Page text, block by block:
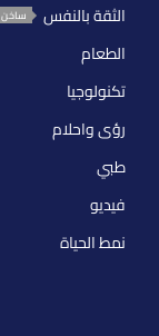
الثقة بالنفس ساخن
الطعام
تكنولوجيا
رؤى واحلام
طبي
فيديو
نمط الحياة